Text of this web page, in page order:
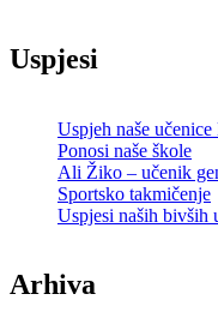
Uspjesi
Uspjeh naše
Ponosi naše škole
Ali Žiko – učenik
Sportsko takmičenje
Uspjesi naših bivših
Arhiva